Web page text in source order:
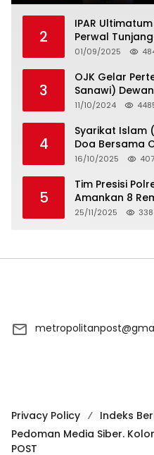
2
IPAR
Perwal
5 Hari atau
01/09/2025
3
OJK Gelar
Sanawi)
11/10/2024
4
Syarikat Islam
Doa Bersama
Syarikat Islam
16/10/2025
5
Tim Presisi
Amankan 8
Tawuran
25/11/2025
Privacy Policy
Indeks
Pedoman Media Siber.
POST